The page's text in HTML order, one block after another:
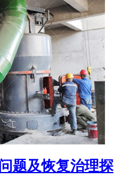
题及恢复治理探